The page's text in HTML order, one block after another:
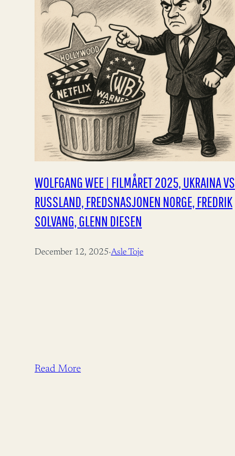
WOLFGANG WEE | FILMÅRET 2025, UKRAINA VS
RUSSLAND, FREDSNASJONEN NORGE, FREDRIK
SOLVANG, GLENN DIESEN
December 12, 2025·Asle Toje
Read More